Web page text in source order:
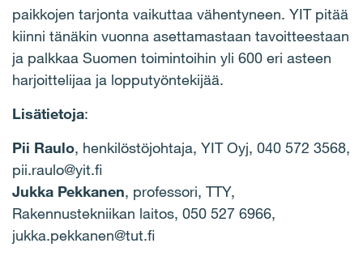
paikkojen tarjonta vaikuttaa vähentyneen. YIT pitää
kiinni tänäkin vuonna asettamastaan tavoitteestaan
ja palkkaa Suomen toimintoihin yli 600 eri asteen
harjoittelijaa ja lopputyöntekijää.
Lisätietoja:
Pii Raulo, henkilöstöjohtaja, YIT Oyj, 040 572 3568,
pii.raulo@yit.fi
Jukka Pekkanen, professori, TTY,
Rakennustekniikan laitos, 050 527 6966,
jukka.pekkanen@tut.fi